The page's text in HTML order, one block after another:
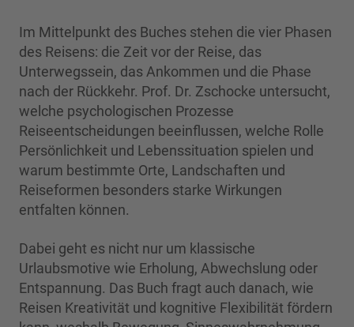
Im Mittelpunkt des Buches stehen die vier Phasen
des Reisens: die Zeit vor der Reise, das
Unterwegssein, das Ankommen und die Phase
nach der Rückkehr. Prof. Dr. Zschocke untersucht,
welche psychologischen Prozesse
Reiseentscheidungen beeinflussen, welche Rolle
Persönlichkeit und Lebenssituation spielen und
warum bestimmte Orte, Landschaften und
Reiseformen besonders starke Wirkungen
entfalten können.
Dabei geht es nicht nur um klassische
Urlaubsmotive wie Erholung, Abwechslung oder
Entspannung. Das Buch fragt auch danach, wie
Reisen Kreativität und kognitive Flexibilität fördern